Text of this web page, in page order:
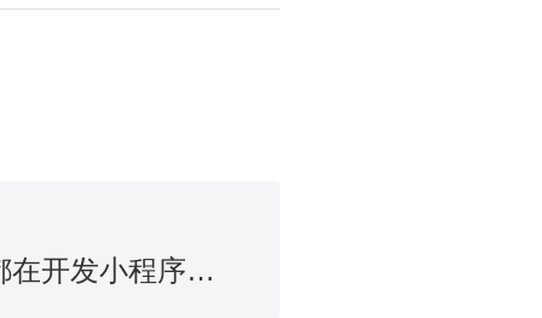
为什么烟台企业都在开发小程序，到底有什么用？